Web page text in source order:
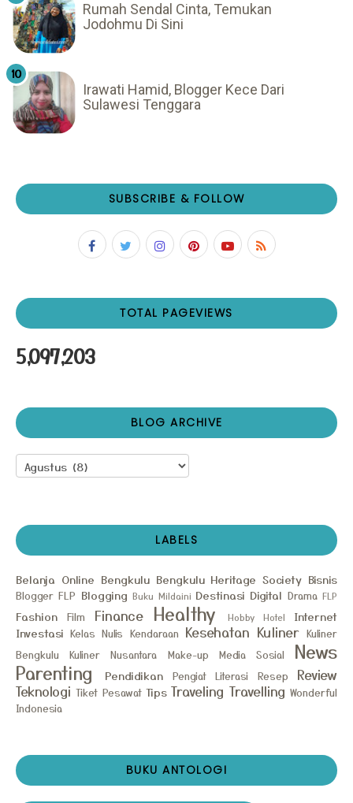
Rumah Sendal Cinta, Temukan
Jodohmu Di Sini
Irawati Hamid, Blogger Kece Dari
Sulawesi Tenggara
SUBSCRIBE & FOLLOW
TOTAL PAGEVIEWS
5,097,203
BLOG ARCHIVE
LABELS
Belanja Online Bengkulu Bengkulu Heritage Society Bisnis
Blogger FLP Blogging Buku Mildaini Destinasi Digital Drama FLP
Fashion Film Finance Healthy Hobby Hotel
Internet
Investasi Kelas Nulis Kendaraan Kesehatan Kuliner Kuliner
Bengkulu
Kuliner Nusantara Make-up Media Sosial
News
Parenting
Pendidikan Pengiat Literasi Resep
Review
Teknologi Tiket Pesawat Tips Traveling Travelling Wonderful
Indonesia
BUKU ANTOLOGI